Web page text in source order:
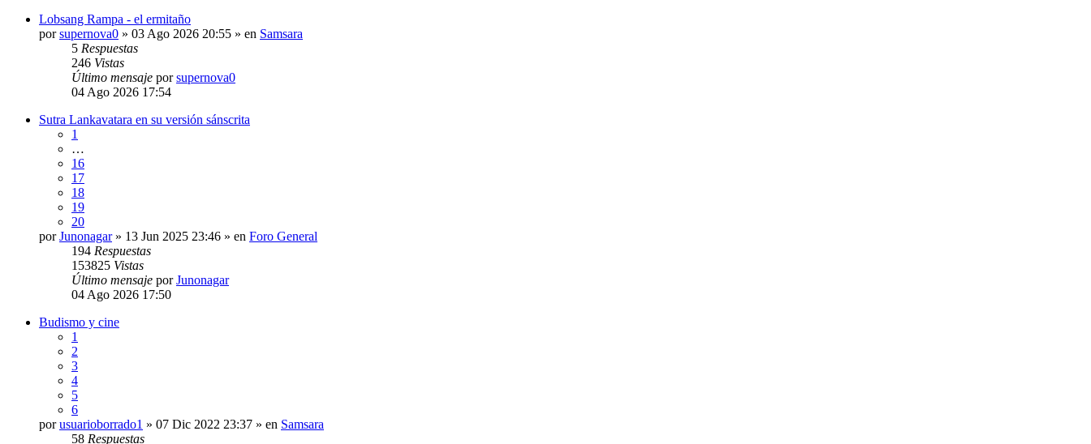
Lobsang Rampa - el ermitaño
porsupernova0 » 03 Ago 2026 20:55 » en Samsara
5 Respuestas
246 Vistas
Último mensaje porsupernova0
04 Ago 2026 17:54
Sutra Lankavatara en su versión sánscrita
1
…
16
17
18
19
20
porJunonagar» 13 Jun 2025 23:46 » en Foro General
194 Respuestas
153825 Vistas
Último mensaje porJunonagar
04 Ago 2026 17:50
Budismo y cine
1
2
3
4
5
6
porusuarioborrado1 » 07 Dic 2022 23:37 » en Samsara
58 Respuestas